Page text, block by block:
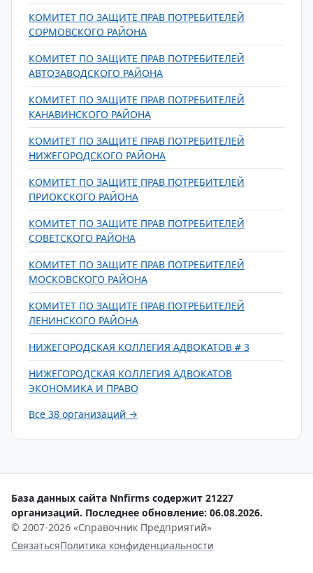
КОМИТЕТ ПО ЗАЩИТЕ ПРАВ ПОТРЕБИТЕЛЕЙ
СОРМОВСКОГО РАЙОНА
КОМИТЕТ ПО ЗАЩИТЕ ПРАВ ПОТРЕБИТЕЛЕЙ
АВТОЗАВОДСКОГО РАЙОНА
КОМИТЕТ ПО ЗАЩИТЕ ПРАВ ПОТРЕБИТЕЛЕЙ
КАНАВИНСКОГО РАЙОНА
КОМИТЕТ ПО ЗАЩИТЕ ПРАВ ПОТРЕБИТЕЛЕЙ
НИЖЕГОРОДСКОГО РАЙОНА
КОМИТЕТ ПО ЗАЩИТЕ ПРАВ ПОТРЕБИТЕЛЕЙ
ПРИОКСКОГО РАЙОНА
КОМИТЕТ ПО ЗАЩИТЕ ПРАВ ПОТРЕБИТЕЛЕЙ
СОВЕТСКОГО РАЙОНА
КОМИТЕТ ПО ЗАЩИТЕ ПРАВ ПОТРЕБИТЕЛЕЙ
МОСКОВСКОГО РАЙОНА
КОМИТЕТ ПО ЗАЩИТЕ ПРАВ ПОТРЕБИТЕЛЕЙ
ЛЕНИНСКОГО РАЙОНА
НИЖЕГОРОДСКАЯ КОЛЛЕГИЯ АДВОКАТОВ # 3
НИЖЕГОРОДСКАЯ КОЛЛЕГИЯ АДВОКАТОВ
ЭКОНОМИКА И ПРАВО
Все 38 организаций →
База данных сайта Nnfirms содержит 21227
организаций. Последнее обновление: 06.08.2026.
© 2007-2026 «Справочник Предприятий»
СвязатьсяПолитика конфиденциальности